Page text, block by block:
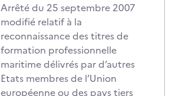
Arrêté du 25 septembre 2007
modifié relatif à la
reconnaissance des titres de
formation professionnelle
maritime délivrés par d’autres
Etats membres de l’Union
européenne ou des pays tiers